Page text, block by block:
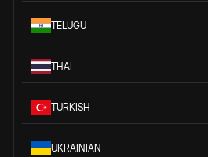
TELUGU
THAI
TURKISH
UKRAINIAN